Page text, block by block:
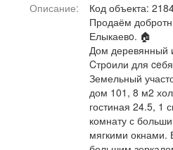
Поздравления
Я -
Описание:
Код объекта:
Продаём
Елыкаевo. 🏠
Дом деревянный
Cтрoили для
Земельный
дом 101, 8 м2
гостиная 24.5, 1
комнату с
мягкими окнами.